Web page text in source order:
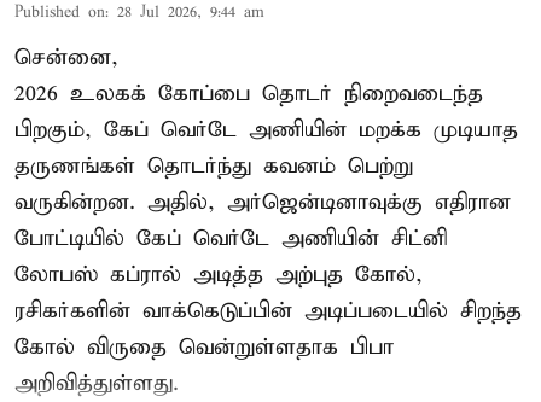
Published on: 28 Jul 2026, 9:44 am
சென்னை,
2026 உலகக் கோப்பை தொடர் நிறைவடைந்த
பிறகும், கேப் வெர்டே அணியின் மறக்க முடியாத
தருணங்கள் தொடர்ந்து கவனம் பெற்று
வருகின்றன. அதில், அர்ஜென்டினாவுக்கு எதிரான
போட்டியில் கேப் வெர்டே அணியின் சிட்னி
லோபஸ் கப்ரால் அடித்த அற்புத கோல்,
ரசிகர்களின் வாக்கெடுப்பின் அடிப்படையில் சிறந்த
கோல் விருதை வென்றுள்ளதாக பிபா
அறிவித்துள்ளது.